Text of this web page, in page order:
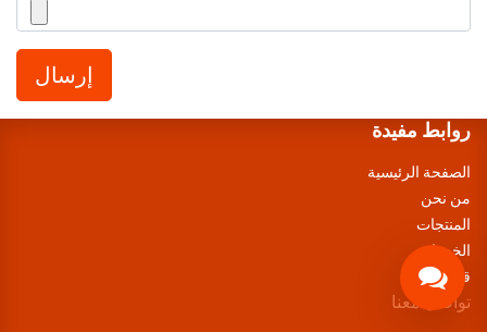
إرسال
روابط مفيدة
الصفحة الرئيسية
من نحن
المنتجات
الخدمات
قانوني
تواصل معنا